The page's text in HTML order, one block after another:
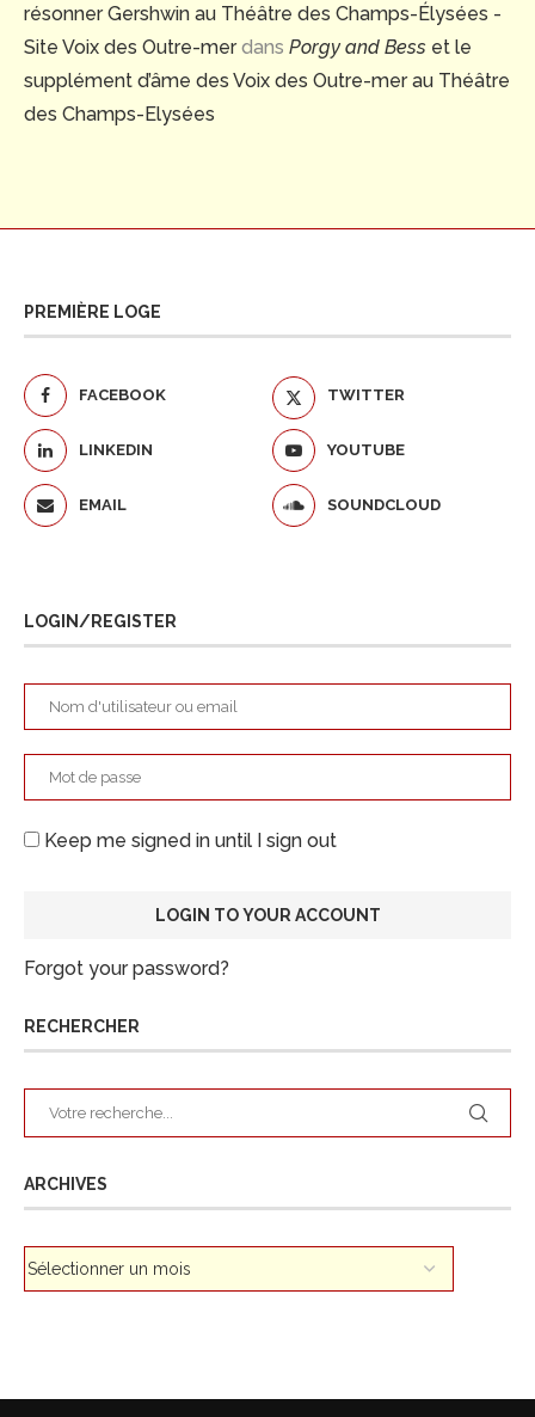
résonner Gershwin au Théâtre des Champs-Élysées -
Site Voix des Outre-merdans Porgy and Bess et le
supplément d’âme des Voix des Outre-mer au Théâtre
des Champs-Elysées
PREMIÈRE LOGE
FACEBOOK TWITTER
LINKEDIN YOUTUBE
EMAIL SOUNDCLOUD
LOGIN/REGISTER
Keep me signed in until I sign out
Forgot your password?
RECHERCHER
ARCHIVES